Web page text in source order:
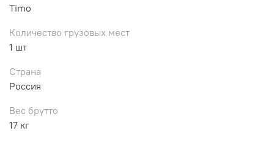
Timo
Количество грузовых мест
1 шт
Страна
Россия
Вес брутто
17 кг